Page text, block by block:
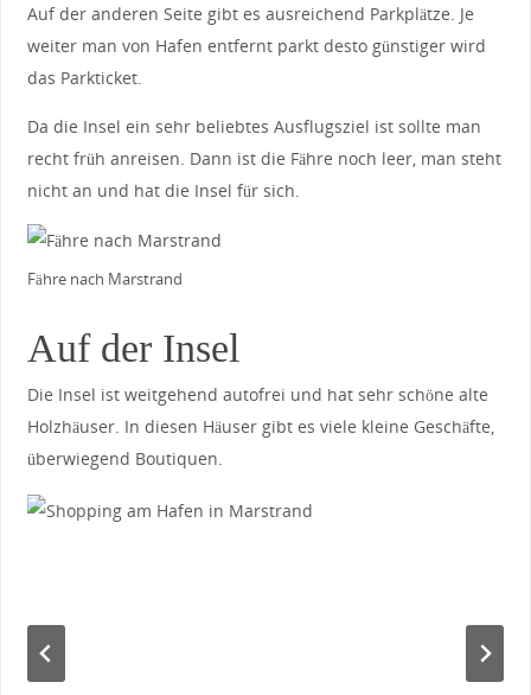
Auf der anderen Seite gibt es ausreichend Parkplätze. Je
weiter man von Hafen entfernt parkt desto günstiger wird
das Parkticket.
Da die Insel ein sehr beliebtes Ausflugsziel ist sollte man
recht früh anreisen. Dann ist die Fähre noch leer, man steht
nicht an und hat die Insel für sich.
Fähre nach Marstrand
Auf der Insel
Die Insel ist weitgehend autofrei und hat sehr schöne alte
Holzhäuser. In diesen Häuser gibt es viele kleine Geschäfte,
überwiegend Boutiquen.